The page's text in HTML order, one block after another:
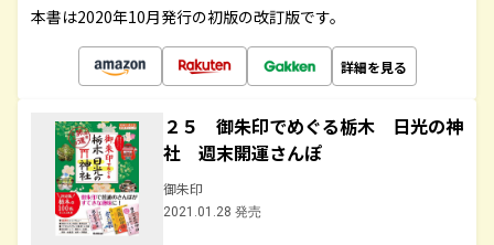
本書は2020年10月発行の初版の改訂版です。
詳細を見る
２５ 御朱印でめぐる栃木 日光の神
社 週末開運さんぽ
御朱印
2021.01.28 発売